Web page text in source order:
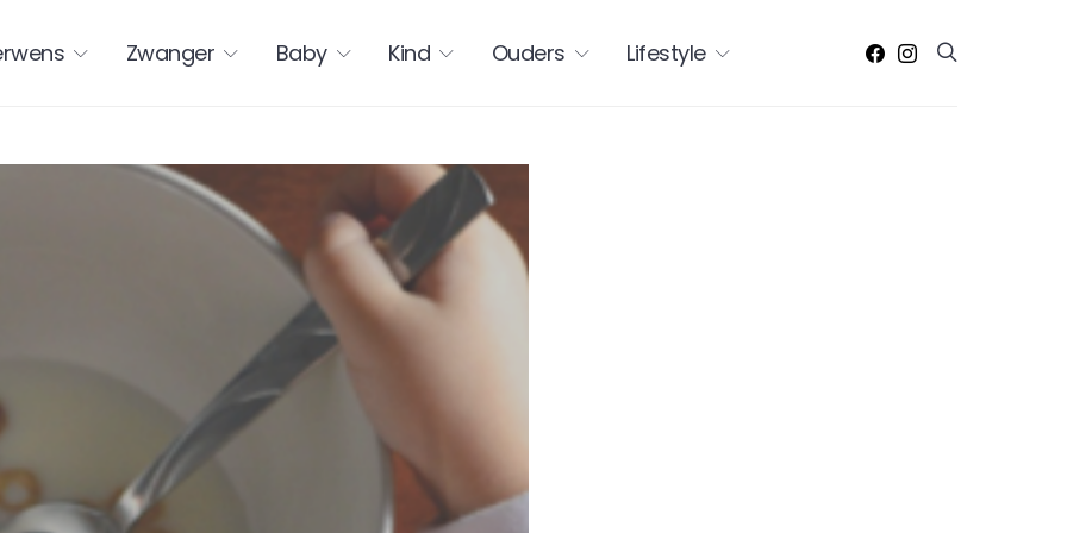
Zwanger Baby Kind Ouders Lifestyle